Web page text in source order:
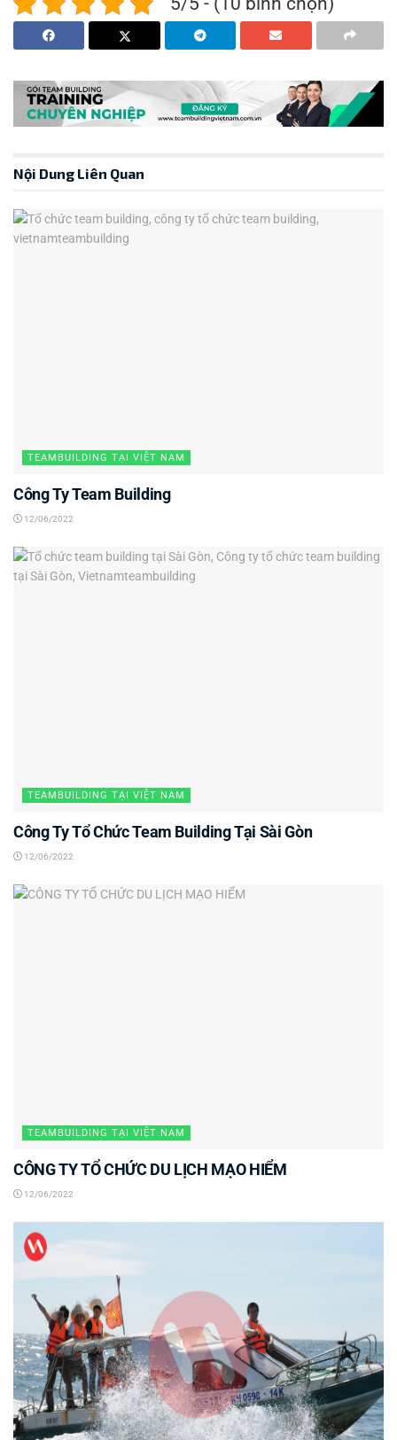
Nội Dung Liên Quan
TEAMBUILDING TẠI VIỆT NAM
Công Ty Team Building
12/06/2022
TEAMBUILDING TẠI VIỆT NAM
Công Ty Tổ Chức Team Building Tại Sài Gòn
12/06/2022
TEAMBUILDING TẠI VIỆT NAM
CÔNG TY TỔ CHỨC DU LỊCH MẠO HIỂM
12/06/2022